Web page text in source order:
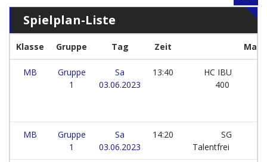
Spielplan-Liste
Klasse Gruppe Tag Zeit
MB
Gruppe
1
Sa
03.06.2023
13:40
HC IBU
400
MB
Gruppe
1
Sa
03.06.2023
14:20
SG
Talentfrei